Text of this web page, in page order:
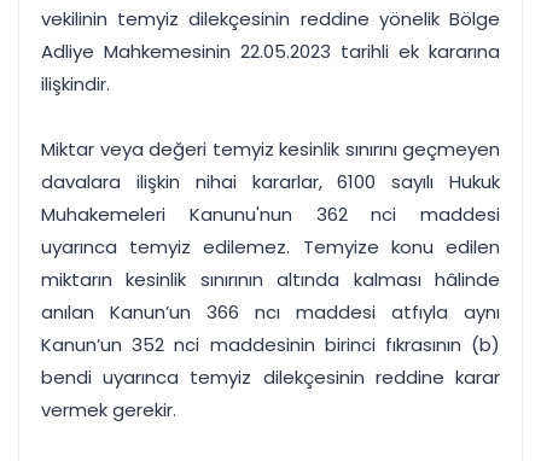
vekilinin temyiz dilekçesinin reddine yönelik Bölge
Adliye Mahkemesinin 22.05.2023 tarihli ek kararına
ilişkindir.
Miktar veya değeri temyiz kesinlik sınırını geçmeyen
davalara ilişkin nihai kararlar, 6100 sayılı Hukuk
Muhakemeleri Kanunu'nun 362 nci maddesi
uyarınca temyiz edilemez. Temyize konu edilen
miktarın kesinlik sınırının altında kalması hâlinde
anılan Kanun’un 366 ncı maddesi atfıyla aynı
Kanun’un 352 nci maddesinin birinci fıkrasının (b)
bendi uyarınca temyiz dilekçesinin reddine karar
vermek gerekir.